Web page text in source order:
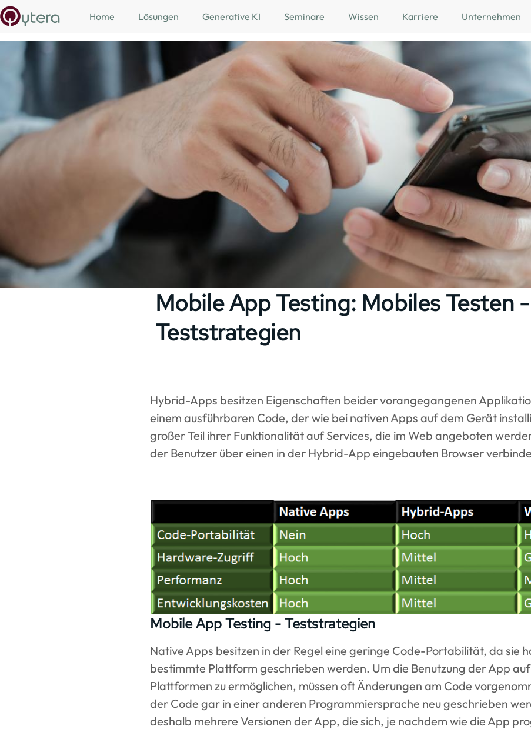
Skip to main content
Home
Lösungen Generative KI Seminare Wissen Karriere Unternehmen
Mobile App Testing: Mobiles Testen -
Teststrategien
Hybrid-Apps besitzen Eigenschaften beider vorangegangenen
einem ausführbaren Code, der wie bei nativen Apps auf dem Gerät
großer Teil ihrer Funktionalität auf Services, die im Web angeboten
der Benutzer über einen in der Hybrid-App eingebauten Browser
Mobile App Testing - Teststrategien
Native Apps besitzen in der Regel eine geringe Code-Portabilität, da sie
bestimmte Plattform geschrieben werden. Um die Benutzung der App
Plattformen zu ermöglichen, müssen oft Änderungen am Code
der Code gar in einer anderen Programmiersprache neu geschrieben
deshalb mehrere Versionen der App, die sich, je nachdem wie die App